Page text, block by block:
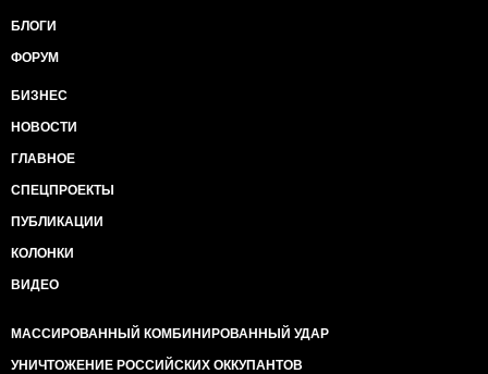
БЛОГИ
ФОРУМ
БИЗНЕС
НОВОСТИ
ГЛАВНОЕ
СПЕЦПРОЕКТЫ
ПУБЛИКАЦИИ
КОЛОНКИ
ВИДЕО
МАССИРОВАННЫЙ КОМБИНИРОВАННЫЙ УДАР
УНИЧТОЖЕНИЕ РОССИЙСКИХ ОККУПАНТОВ